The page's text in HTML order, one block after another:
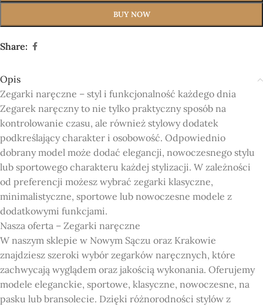
BUY NOW
Share:
Opis
Zegarki naręczne – styl i funkcjonalność każdego dnia
Zegarek naręczny to nie tylko praktyczny sposób na
kontrolowanie czasu, ale również stylowy dodatek
podkreślający charakter i osobowość. Odpowiednio
dobrany model może dodać elegancji, nowoczesnego stylu
lub sportowego charakteru każdej stylizacji. W zależności
od preferencji możesz wybrać zegarki klasyczne,
minimalistyczne, sportowe lub nowoczesne modele z
dodatkowymi funkcjami.
Nasza oferta – Zegarki naręczne
W naszym sklepie w Nowym Sączu oraz Krakowie
znajdziesz szeroki wybór zegarków naręcznych, które
zachwycają wyglądem oraz jakością wykonania. Oferujemy
modele eleganckie, sportowe, klasyczne, nowoczesne, na
pasku lub bransolecie. Dzięki różnorodności stylów z